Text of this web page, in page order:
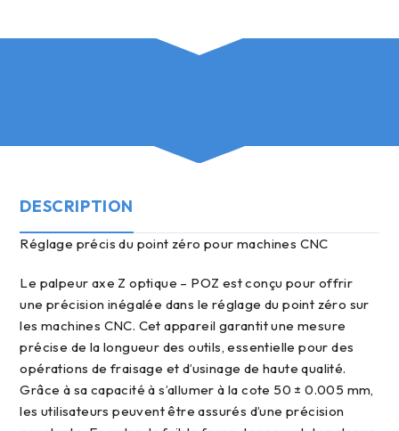
DESCRIPTION
réglage précis du point zéro pour machines CNC
Le palpeur axe Z optique – POZ est conçu pour offrir
une précision inégalée dans le réglage du point zéro sur
les machines CNC. Cet appareil garantit une mesure
précise de la longueur des outils, essentielle pour des
opérations de fraisage et d’usinage de haute qualité.
Grâce à sa capacité à s’allumer à la cote 50 ± 0.005 mm,
les utilisateurs peuvent être assurés d’une précision